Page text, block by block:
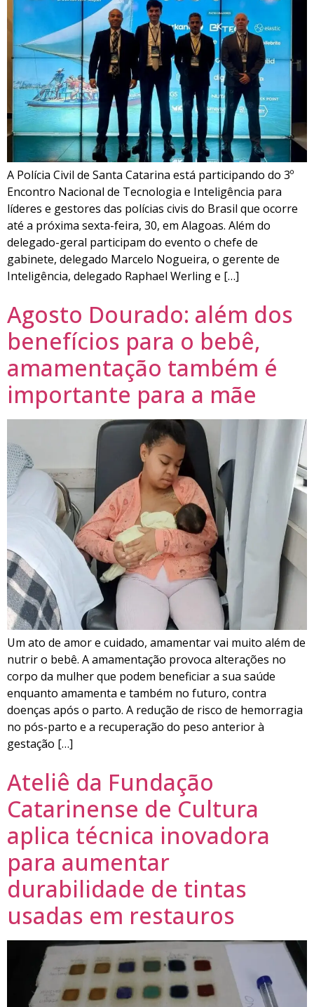
A Polícia Civil de Santa Catarina está participando do 3º
Encontro Nacional de Tecnologia e Inteligência para
líderes e gestores das polícias civis do Brasil que ocorre
até a próxima sexta-feira, 30, em Alagoas. Além do
delegado-geral participam do evento o chefe de
gabinete, delegado Marcelo Nogueira, o gerente de
Inteligência, delegado Raphael Werling e […]
Agosto Dourado: além dos
benefícios para o bebê,
amamentação também é
importante para a mãe
Um ato de amor e cuidado, amamentar vai muito além de
nutrir o bebê. A amamentação provoca alterações no
corpo da mulher que podem beneficiar a sua saúde
enquanto amamenta e também no futuro, contra
doenças após o parto. A redução de risco de hemorragia
no pós-parto e a recuperação do peso anterior à
gestação […]
Ateliê da Fundação
Catarinense de Cultura
aplica técnica inovadora
para aumentar
durabilidade de tintas
usadas em restauros